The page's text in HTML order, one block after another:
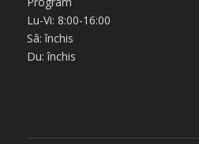
Lu-Vi: 8:00-16:00
Sâ: închis
Du: închis